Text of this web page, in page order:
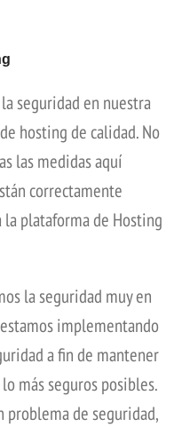
seguridad en nuestra
hosting de calidad. No
las medidas aquí
correctamente
plataforma de Hosting
la seguridad muy en
implementando
a fin de mantener
más seguros posibles.
problema de seguridad,